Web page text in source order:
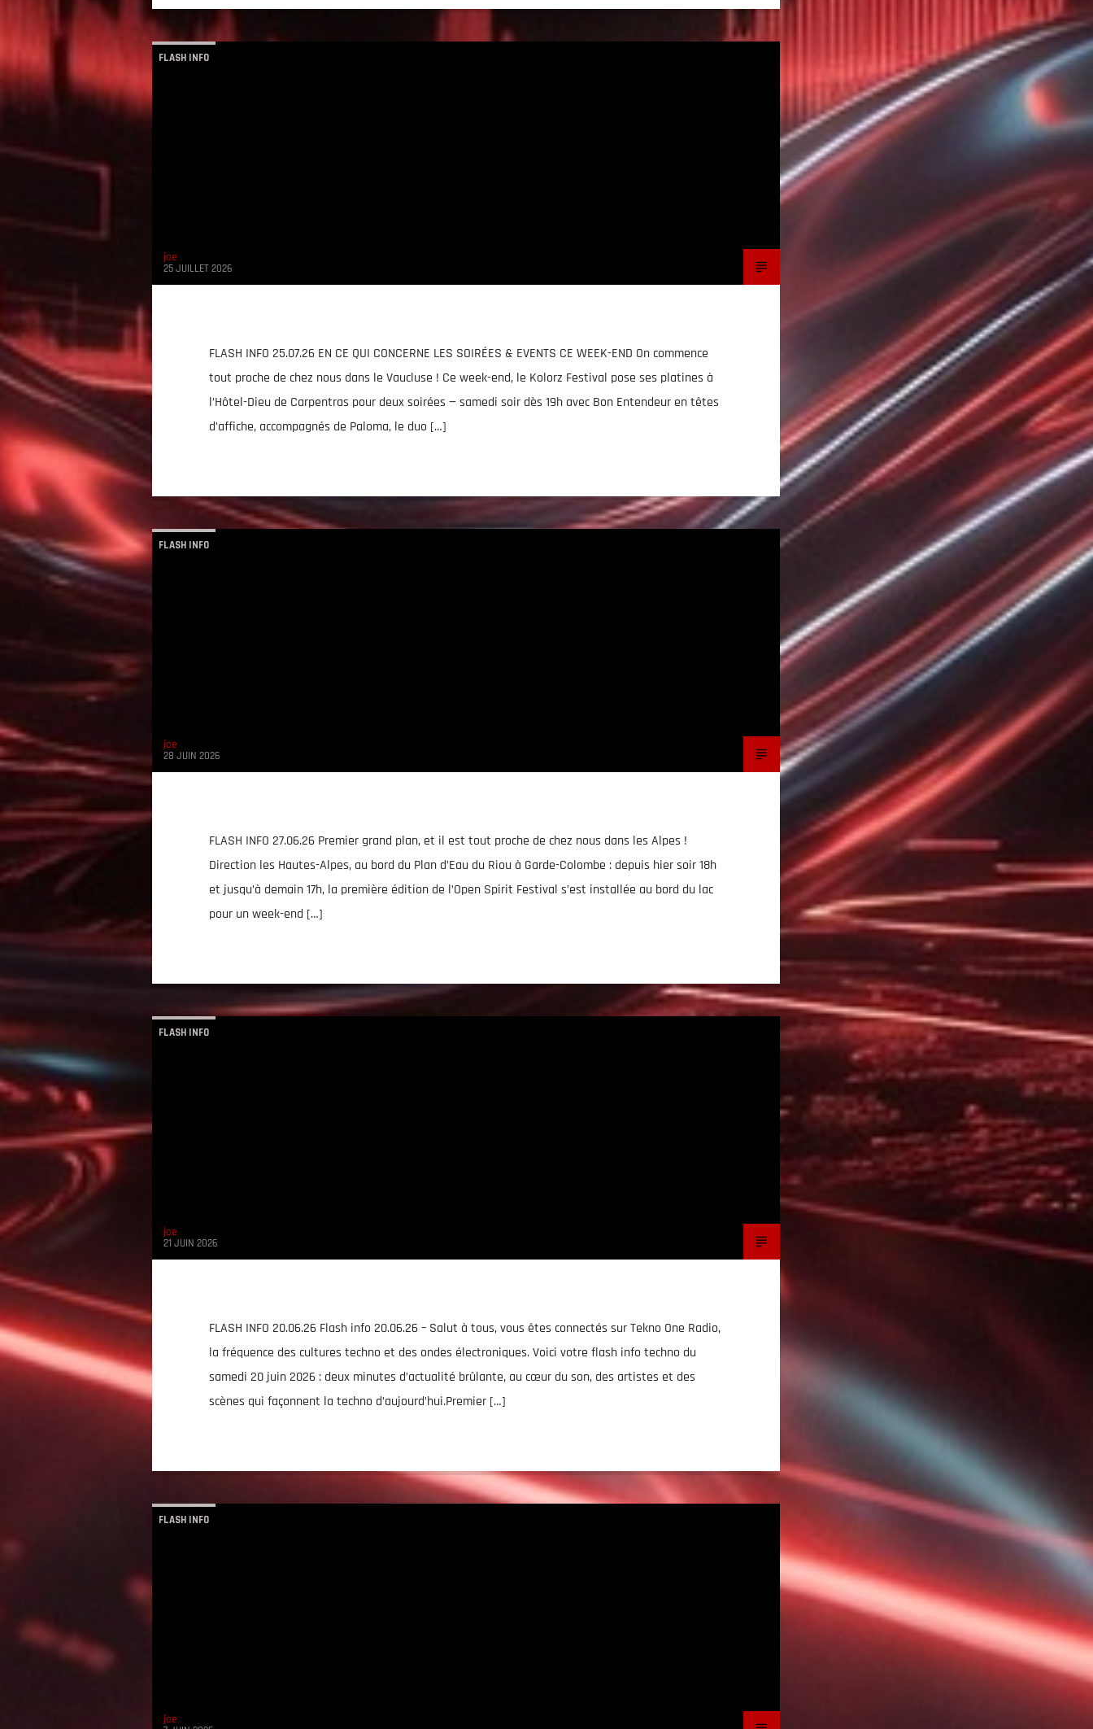
FLASH INFO
joe
25 JUILLET 2026
FLASH INFO 25.07.26 EN CE QUI CONCERNE LES SOIRÉES & EVENTS CE WEEK-END On commence
tout proche de chez nous dans le Vaucluse ! Ce week-end, le Kolorz Festival pose ses platines à
l’Hôtel-Dieu de Carpentras pour deux soirées — samedi soir dès 19h avec Bon Entendeur en têtes
d’affiche, accompagnés de Paloma, le duo […]
FLASH INFO
joe
28 JUIN 2026
FLASH INFO 27.06.26 Premier grand plan, et il est tout proche de chez nous dans les Alpes !
Direction les Hautes-Alpes, au bord du Plan d’Eau du Riou à Garde-Colombe : depuis hier soir 18h
et jusqu’à demain 17h, la première édition de l’Open Spirit Festival s’est installée au bord du lac
pour un week-end […]
FLASH INFO
joe
21 JUIN 2026
FLASH INFO 20.06.26 Flash info 20.06.26 – Salut à tous, vous êtes connectés sur Tekno One Radio,
la fréquence des cultures techno et des ondes électroniques. Voici votre flash info techno du
samedi 20 juin 2026 : deux minutes d’actualité brûlante, au cœur du son, des artistes et des
scènes qui façonnent la techno d’aujourd’hui.Premier […]
FLASH INFO
joe